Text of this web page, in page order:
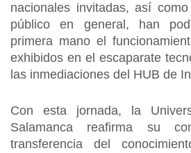
nacionales invitadas, así
público en general, han
primera mano el
exhibidos en el escaparate
las inmediaciones del HUB de
Con esta jornada, la
Salamanca reafirma su
transferencia del